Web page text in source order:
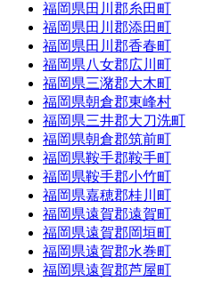
福岡県田川郡糸田町
福岡県田川郡添田町
福岡県田川郡香春町
福岡県八女郡広川町
福岡県三潴郡大木町
福岡県朝倉郡東峰村
福岡県三井郡大刀洗町
福岡県朝倉郡筑前町
福岡県鞍手郡鞍手町
福岡県鞍手郡小竹町
福岡県嘉穂郡桂川町
福岡県遠賀郡遠賀町
福岡県遠賀郡岡垣町
福岡県遠賀郡水巻町
福岡県遠賀郡芦屋町